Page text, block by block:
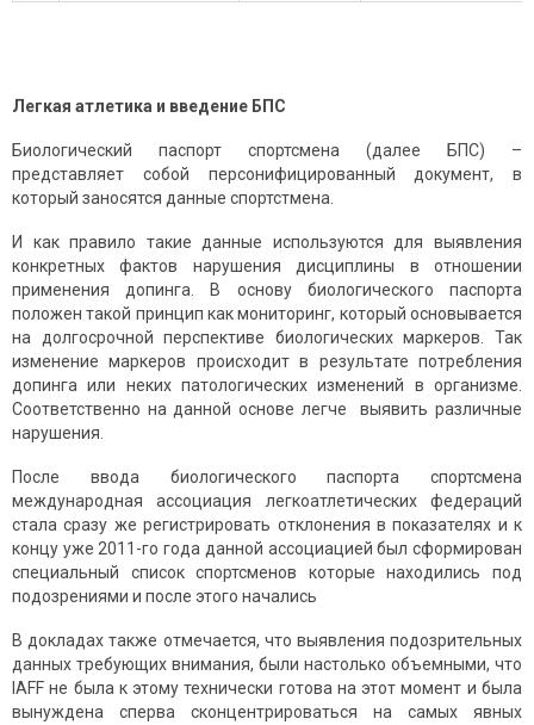
Легкая атлетика и введение БПС
Биологический паспорт спортсмена (далее БПС) –
представляет собой персонифицированный документ, в
который заносятся данные спортстмена.
И как правило такие данные используются для выявления
конкретных фактов нарушения дисциплины в отношении
применения допинга. В основу биологического паспорта
положен такой принцип как мониторинг, который основывается
на долгосрочной перспективе биологических маркеров. Так
изменение маркеров происходит в результате потребления
допинга или неких патологических изменений в организме.
Соответственно на данной основе легче выявить различные
нарушения.
После ввода биологического паспорта спортсмена
международная ассоциация легкоатлетических федераций
стала сразу же регистрировать отклонения в показателях и к
концу уже 2011-го года данной ассоциацией был сформирован
специальный список спортсменов которые находились под
подозрениями и после этого начались
В докладах также отмечается, что выявления подозрительных
данных требующих внимания, были настолько объемными, что
IAFF не была к этому технически готова на этот момент и была
вынуждена сперва сконцентрироваться на самых явных